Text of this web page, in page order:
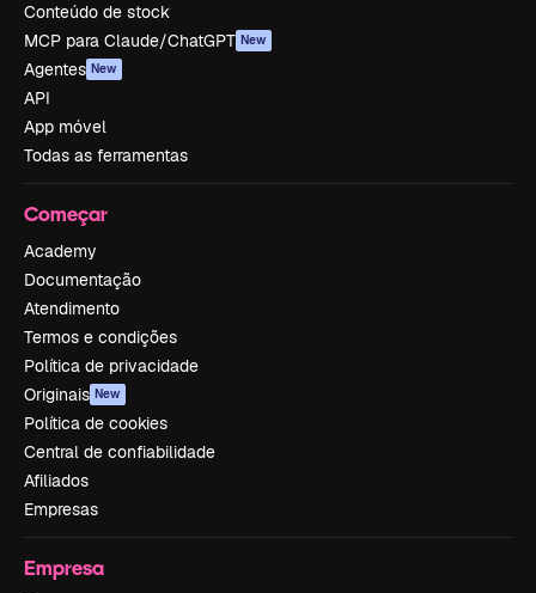
Conteúdo de stock
MCP para Claude/ChatGPT New
Agentes New
API
App móvel
Todas as ferramentas
Começar
Academy
Documentação
Atendimento
Termos e condições
Política de privacidade
Originais New
Política de cookies
Central de confiabilidade
Afiliados
Empresas
Empresa